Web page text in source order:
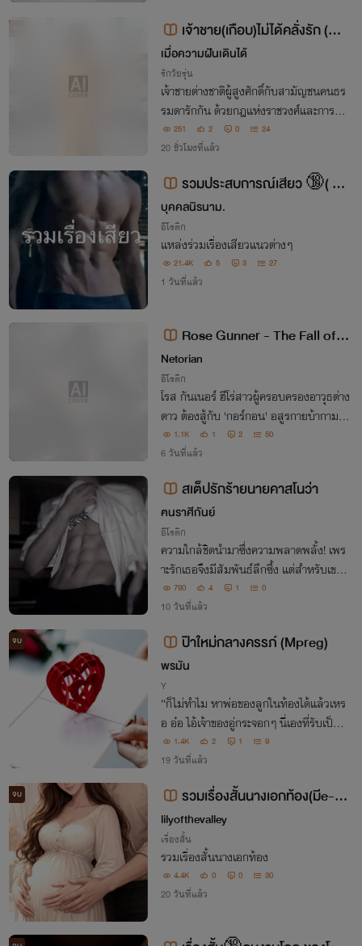
ย่างจริงใจ เมื่อหัวใจเริ่มหวั่นไหว...
เจ้าชาย(เกือบ)ไม่ได้คลั่งรัก (ฟา
ฮัส x เรด้า)
เมื่อความฝันเดินได้
รักวัยรุ่น
เจ้าชายต่างชาติผู้สูงศักดิ์กับสามัญชนคนธร
รมดารักกัน ด้วยกฎแห่งราชวงศ์และการแก้
แค้นจะทำให้เจ้าชายสามารถผ่านมันไปได้เพื่
อหญิงที่เป็นรักแรกและเดียวของพระองค์ได้
251 2 0 24
20 ชั่วโมงที่แล้ว
รวมประสบการณ์เสียว 🔞( 25
++++)
บุคคลนิรนาม.
อีโรติก
แหล่งร่วมเรื่องเสียวแนวต่างๆ
21.4K 5 3 27
1 วันที่แล้ว
Rose Gunner - The Fall of H
umanity
Netorian
อีโรติก
โรส กันเนอร์ ฮีโร่สาวผู้ครอบครองอาวุธต่าง
ดาว ต้องสู้กับ 'กอร์กอน' อสูรกายบ้ากามที่
หวังเปลี่ยนผู้หญิงให้เป็นแม่พันธุ์ แม้ร่างกา
ยต้องถูกย่ำยีจนแปดเปื้อน เธอก็จะลุกขึ้นสู้เ
1.1K 1 2 50
6 วันที่แล้ว
สเต็ปรักร้ายนายคาสโนว่า
ฅนราศีกันย์
อีโรติก
ความใกล้ชิดนำมาซึ่งความพลาดพลั้ง! เพร
าะรักเธอจึงมีสัมพันธ์ลึกซึ้ง แต่สำหรับเขามั
นคือความผิดพลาดครั้งยิ่งใหญ่ในชีวิต เธอ
ต้องการรักแท้แต่เขาต้องการแค่คนคลายเห
790 4 1 0
10 วันที่แล้ว
จบ ป๊าใหม่กลางครรภ์ (Mpreg)
พรมัน
Y
“ก็ไม่ทำไม หาพ่อของลูกในท้องได้แล้วเหร
อ อ๋อ ไอ้เจ้าของอู่กระจอกๆ นี่เองที่รับเป็นพ่
อเด็กในท้องเธอ แหมคงชอบกินของเหลือเ
ดนฉันนี่เอง”
1.4K 2 1 9
19 วันที่แล้ว
จบ
รวมเรื่องสั้นนางเอกท้อง(มีe-b
ook)
lilyofthevalley
เรื่องสั้น
รวมเรื่องสั้นนางเอกท้อง
4.4K 0 0 30
20 วันที่แล้ว